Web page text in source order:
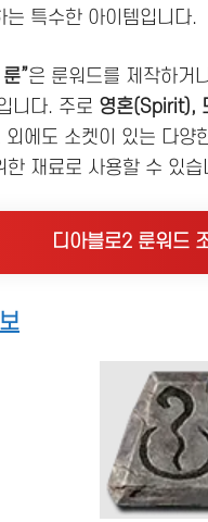
는 특수한 아이템입니다.
”은 룬워드를 제작하거
니다. 주로 영혼(Spirit),
에도 소켓이 있는 다양
한 재료로 사용할 수 있습
디아블로2 룬워드